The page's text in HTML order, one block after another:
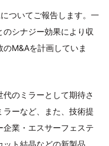
ついてご報告します。一
シナジー効果により収
M&Aを計画していま
のミラーとして期待さ
ーなど、また、技術提
業・エスサーフェステ